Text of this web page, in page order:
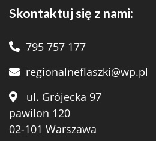
Skontaktuj się z nami:
795 757 177
regionalneflaszki@wp.pl
ul. Grójecka 97
pawilon 120
02-101 Warszawa